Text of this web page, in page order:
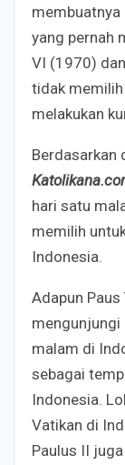
membuatnya
yang pernah
VI (1970)
tidak
melakukan
Berdasarkan
hari satu
memilih
Indonesia.
Adapun Paus
malam di
sebagai
Indonesia.
Vatikan di
Paulus II